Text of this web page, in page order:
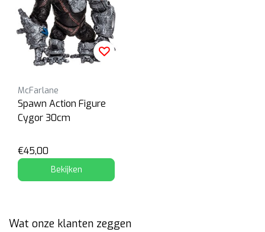
McFarlane
Spawn Action Figure
Cygor 30cm
€45,00
Bekijken
Wat onze klanten zeggen